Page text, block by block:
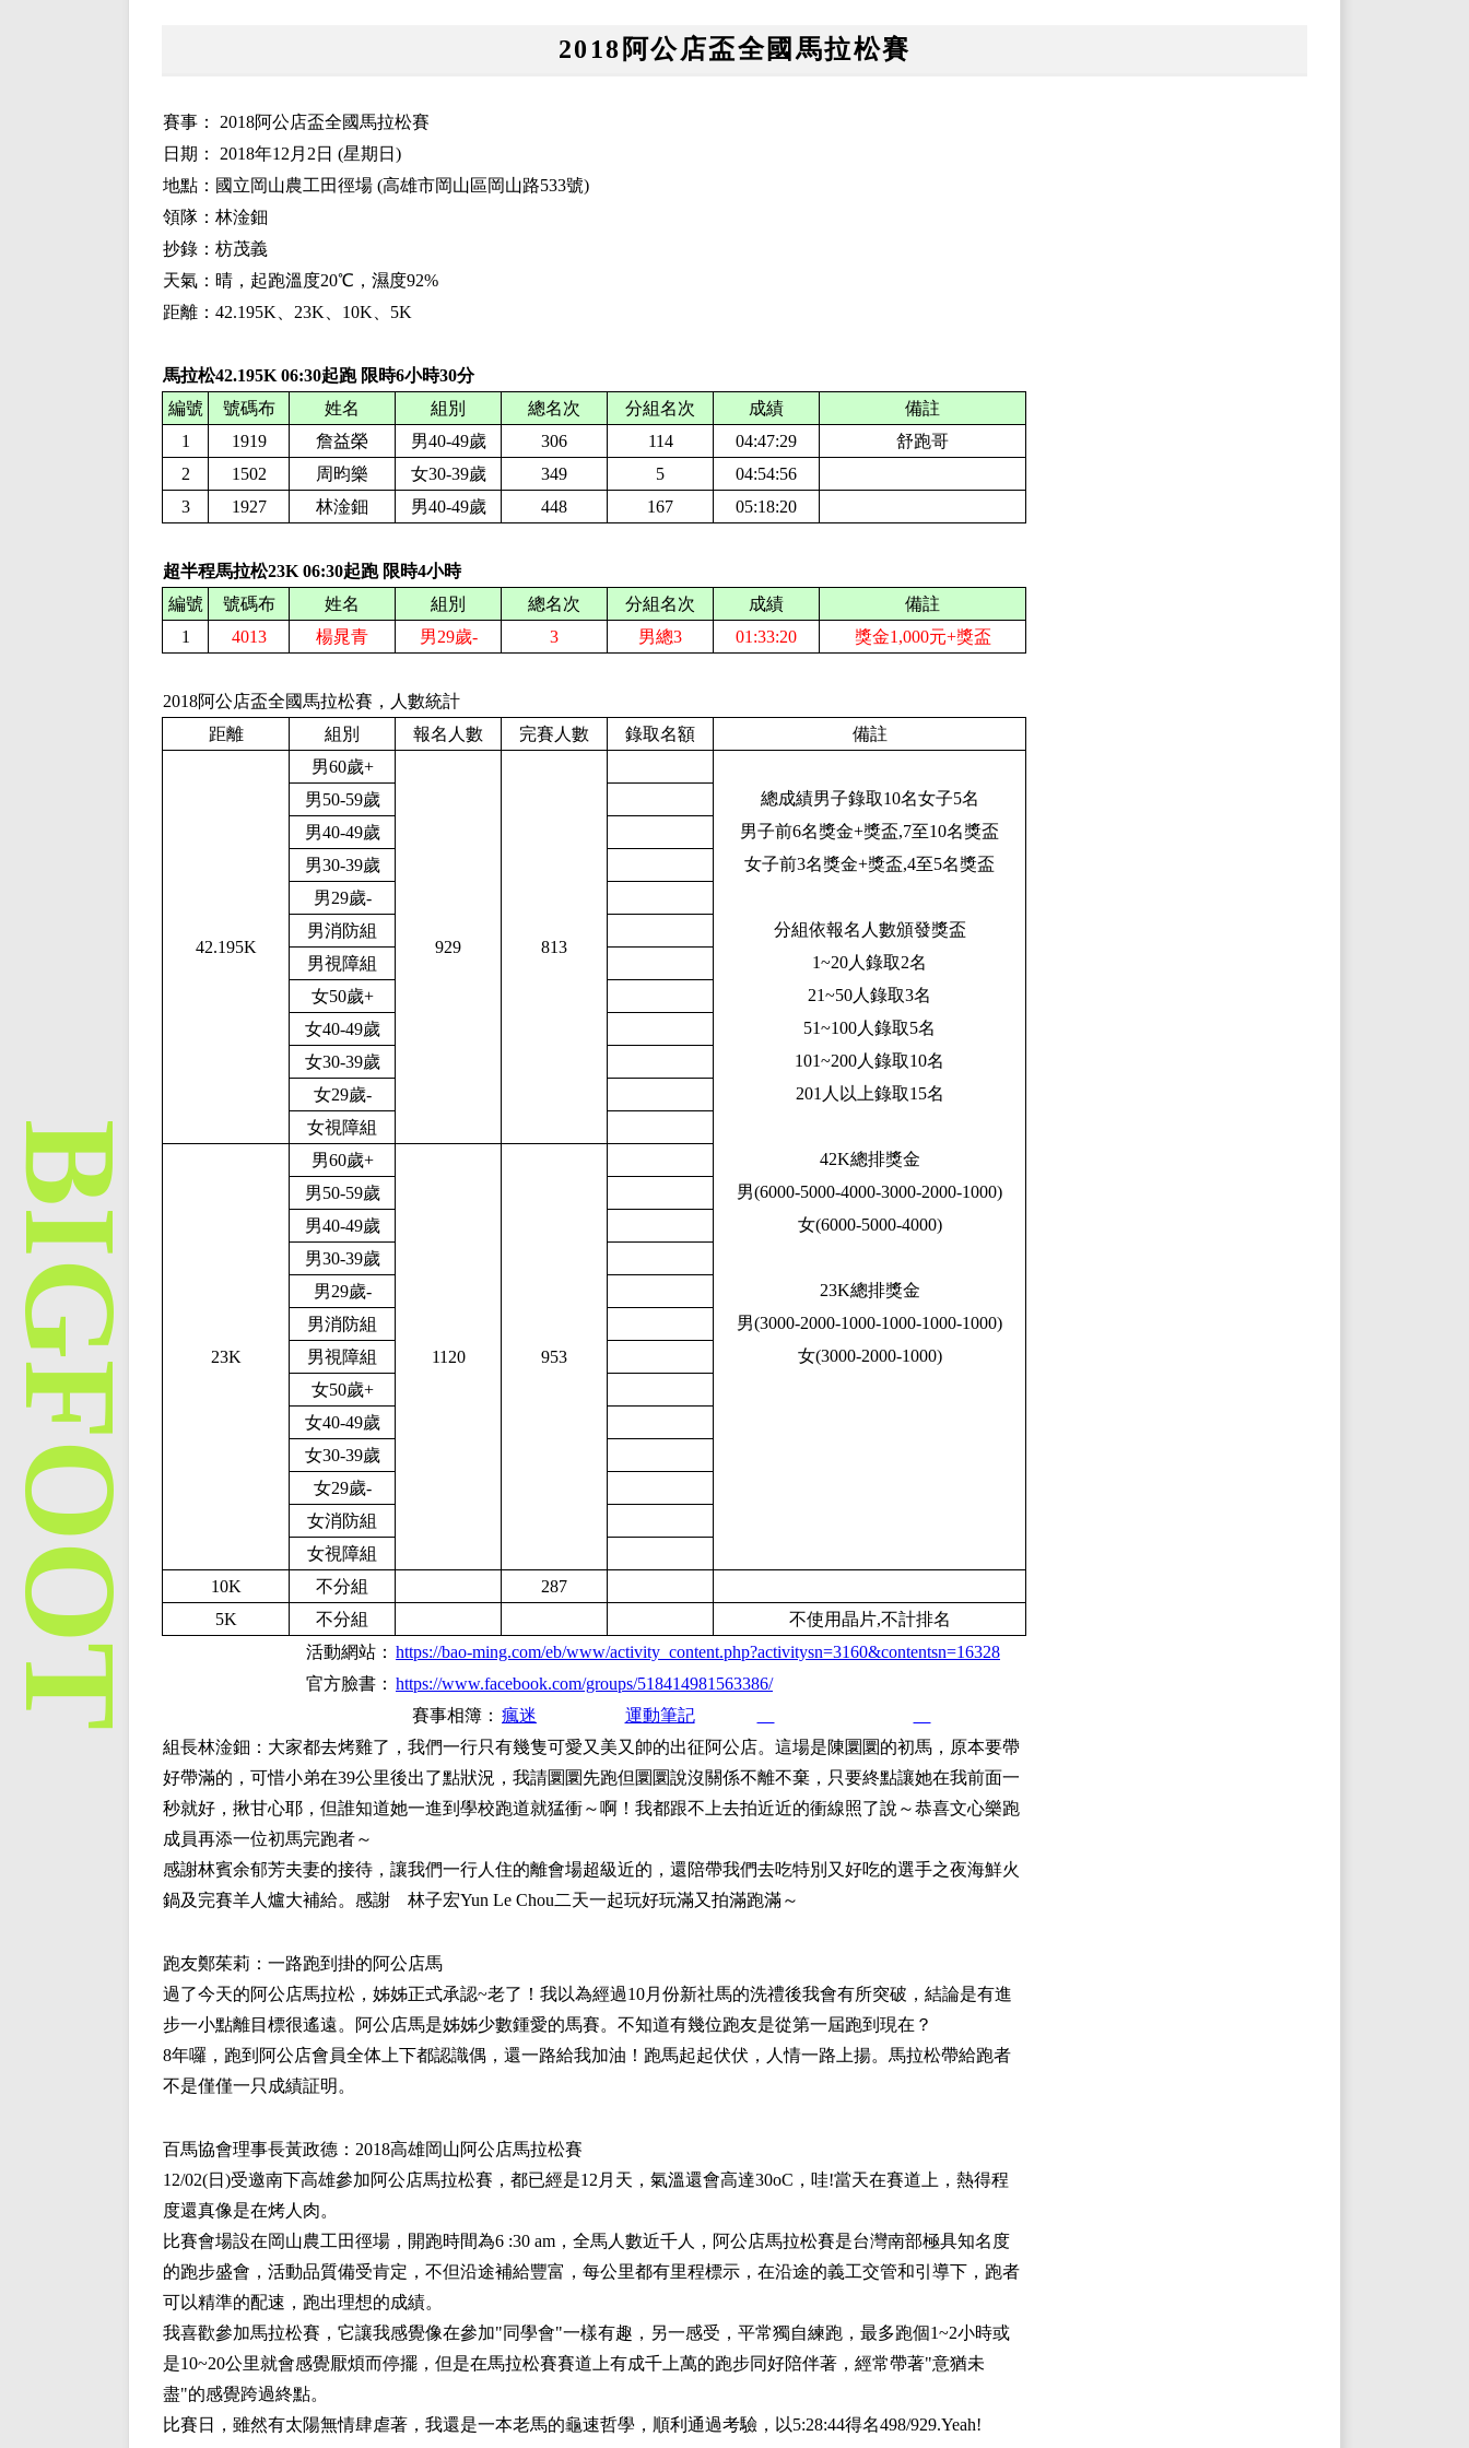
2018阿公店盃全國馬拉松賽
賽事： 2018阿公店盃全國馬拉松賽
日期： 2018年12月2日 (星期日)
地點：國立岡山農工田徑場 (高雄市岡山區岡山路533號)
領隊：林淦鈿
抄錄：枋茂義
天氣：晴，起跑溫度20℃，濕度92%
距離：42.195K、23K、10K、5K
馬拉松42.195K 06:30起跑 限時6小時30分
編號
號碼布 姓名 組別 總名次 分組名次 成績
備註
1
1919 詹益榮 男40-49歲 306 114 04:47:29
舒跑哥
2
1502 周昀樂 女30-39歲 349 5
04:54:56
3
1927 林淦鈿 男40-49歲 448 167 05:18:20
超半程馬拉松23K 06:30起跑 限時4小時
編號
號碼布 姓名 組別 總名次 分組名次 成績
備註
1
4013 楊晁青 男29歲- 3 男總3 01:33:20 獎金1,000元+獎盃
2018阿公店盃全國馬拉松賽，人數統計
距離
組別 報名人數 完賽人數 錄取名額 備註
42.195K
男60歲+
929 813
男50-59歲
總成績男子錄取10名女子5名
男40-49歲
男子前6名獎金+獎盃,7至10名獎盃
男30-39歲
女子前3名獎金+獎盃,4至5名獎盃
男29歲-
男消防組
分組依報名人數頒發獎盃
男視障組
1~20人錄取2名
女50歲+
21~50人錄取3名
女40-49歲
51~100人錄取5名
女30-39歲
101~200人錄取10名
女29歲-
201人以上錄取15名
女視障組
23K
男60歲+
1120 953
42K總排獎金
男50-59歲
男(6000-5000-4000-3000-2000-1000)
男40-49歲
女(6000-5000-4000)
男30-39歲
男29歲-
23K總排獎金
男消防組
男(3000-2000-1000-1000-1000-1000)
男視障組
女(3000-2000-1000)
女50歲+
女40-49歲
女30-39歲
女29歲-
女消防組
女視障組
10K
不分組
287
5K
不分組
不使用晶片,不計排名
活動網站： https://bao-ming.com/eb/www/activity_content.php?activitysn=3160&contentsn=16328
官方臉書： https://www.facebook.com/groups/518414981563386/
賽事相簿： 瘋迷
運動筆記
組長林淦鈿 ：大家都去烤雞了，我們一行只有幾隻可愛又美又帥的出征阿公店。這場是陳圜圜的初馬，原本要帶
好帶滿的，可惜小弟在39公里後出了點狀況，我請圜圜先跑但圜圜說沒關係不離不棄，只要終點讓她在我前面一
秒就好，揪甘心耶，但誰知道她一進到學校跑道就猛衝～啊！我都跟不上去拍近近的衝線照了說～恭喜文心樂跑
成員再添一位初馬完跑者～
感謝林賓余郁芳夫妻的接待，讓我們一行人住的離會場超級近的，還陪帶我們去吃特別又好吃的選手之夜海鮮火
鍋及完賽羊人爐大補給。感謝 林子宏Yun Le Chou二天一起玩好玩滿又拍滿跑滿～
跑友鄭茱莉 ：一路跑到掛的阿公店馬
過了今天的阿公店馬拉松，姊姊正式承認~老了！我以為經過10月份新社馬的洗禮後我會有所突破，結論是有進
步一小點離目標很遙遠。阿公店馬是姊姊少數鍾愛的馬賽。不知道有幾位跑友是從第一屆跑到現在？
8年囉，跑到阿公店會員全体上下都認識偶，還一路給我加油！跑馬起起伏伏，人情一路上揚。馬拉松帶給跑者
不是僅僅一只成績証明。
百馬協會理事長黃政德 ：2018高雄岡山阿公店馬拉松賽
12/02(日)受邀南下高雄參加阿公店馬拉松賽，都已經是12月天，氣溫還會高達30oC，哇!當天在賽道上，熱得程
度還真像是在烤人肉。
比賽會場設在岡山農工田徑場，開跑時間為6 :30 am，全馬人數近千人，阿公店馬拉松賽是台灣南部極具知名度
的跑步盛會，活動品質備受肯定，不但沿途補給豐富，每公里都有里程標示，在沿途的義工交管和引導下，跑者
可以精準的配速，跑出理想的成績。
我喜歡參加馬拉松賽，它讓我感覺像在參加"同學會"一樣有趣，另一感受，平常獨自練跑，最多跑個1~2小時或
是10~20公里就會感覺厭煩而停擺，但是在馬拉松賽賽道上有成千上萬的跑步同好陪伴著，經常帶著"意猶未
盡"的感覺跨過終點。
比賽日，雖然有太陽無情肆虐著，我還是一本老馬的龜速哲學，順利通過考驗，以5:28:44得名498/929.Yeah!